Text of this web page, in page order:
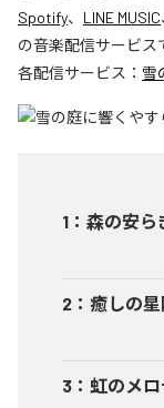
Spotify、 LINE MUSIC
の音楽配信サービス
各配信サービス： 雪
1 ： 森の安ら
2 ： 癒しの
3 ： 虹のメロ